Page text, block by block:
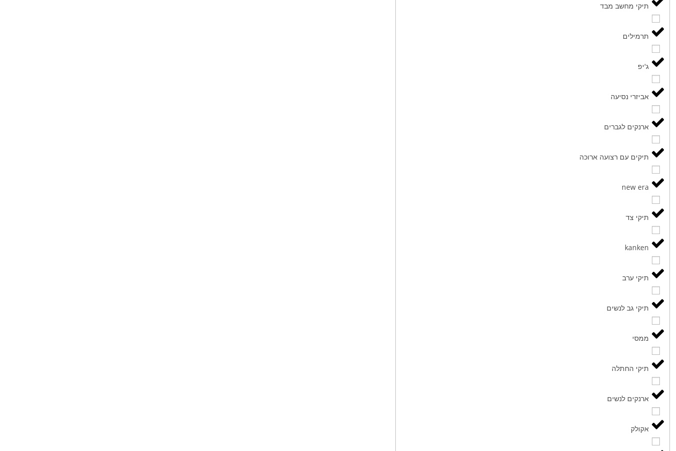
תיקי מחשב מבד
תרמילים
ג'יפ
אביזרי נסיעה
ארנקים לגברים
תיקים עם רצועה ארוכה
new era
תיקי צד
kanken
תיקי ערב
תיקי גב לנשים
ממסי
תיקי החתלה
ארנקים לנשים
אקולק